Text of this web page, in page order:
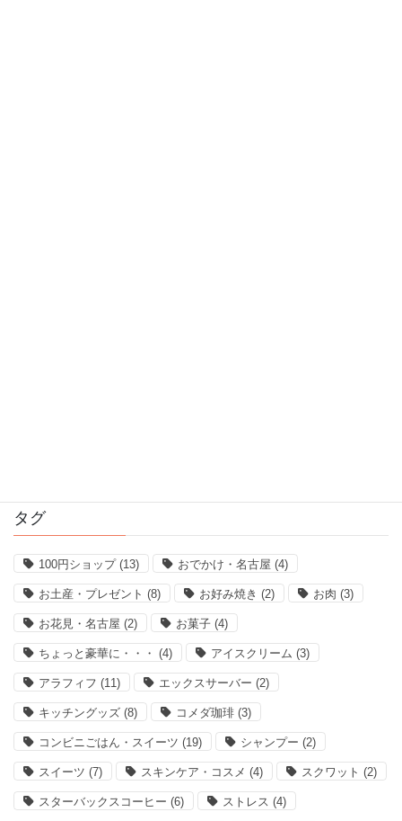
タグ
100円ショップ(13) おでかけ・名古屋 (4)
お土産・プレゼント (8) お好み焼き (2) お肉 (3)
お花見・名古屋 (2) お菓子 (4)
ちょっと豪華に・・・ (4) アイスクリーム (3)
アラフィフ (11) エックスサーバー (2)
キッチングッズ (8) コメダ珈琲 (3)
コンビニごはん・スイーツ (19) シャンプー (2)
スイーツ (7) スキンケア・コスメ (4) スクワット (2)
スターバックスコーヒー (6) ストレス (4)